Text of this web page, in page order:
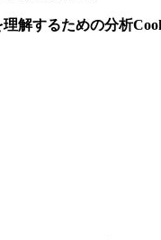
解するための分析